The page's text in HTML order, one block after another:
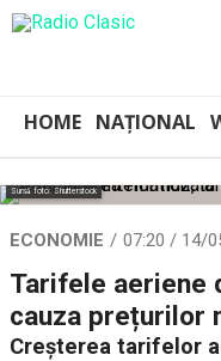
HOME NAȚIONAL
Sursă foto: Shutterstock
ECONOMIE 07:20 / 14/
Tarifele aeriene
cauza prețurilor
Creșterea tarifelor